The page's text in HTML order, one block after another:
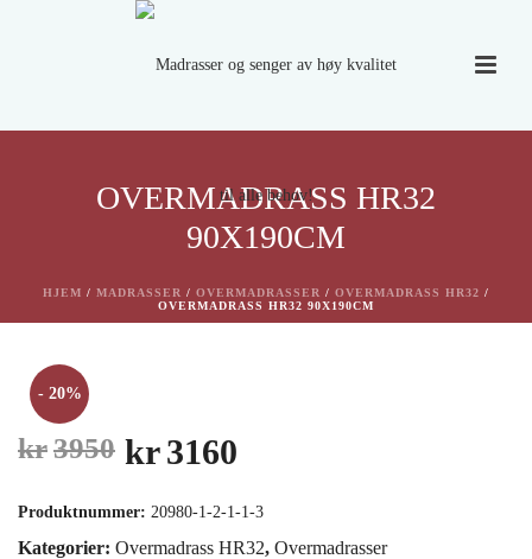
OVERMADRASS HR32
90X190CM
HJEM / MADRASSER / OVERMADRASSER / OVERMADRASS HR32 /
OVERMADRASS HR32 90X190CM
- 20%
kr3950 Opprinnelig
var:
kr3160
er:
Produktnummer: 20980-1-2-1-1-3
Kategorier: Overmadrass HR32, Overmadrasser